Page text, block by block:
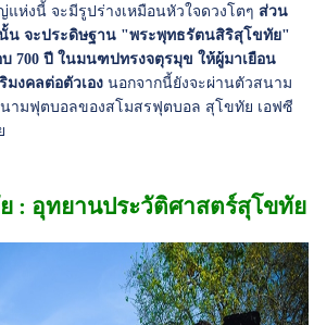
ห่งนี้ จะมีรูปร่างเหมือนหัวใจดวงโตๆ ส่วน
นั้น จะประดิษฐาน "พระพุทธรัตนสิริสุโขทัย"
บ 700 ปี ในมนฑปทรงจตุรมุข ให้ผู้มาเยือน
มงคลต่อตัวเองนอกจากนี้ยังจะผ่านตัวสนาม
ามฟุตบอลของสโมสรฟุตบอล สุโขทัย เอฟซี
: อุทยานประวัติศาสตร์สุโขทัย